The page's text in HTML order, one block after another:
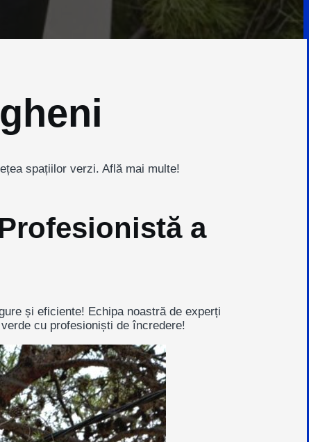
spațiilor verzi. Află mai multe!
a
și eficiente! Echipa noastră de experți
cu profesioniști de încredere!